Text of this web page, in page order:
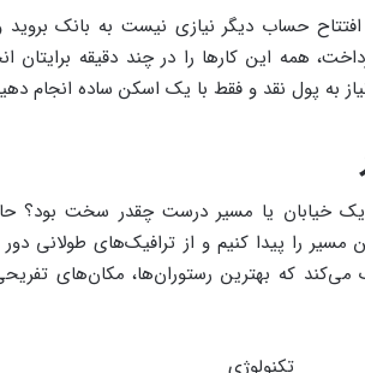
حساب دیگر نیازی نیست به بانک
همه این کارها را در چند دقیقه
به پول نقد و فقط با یک اسکن ساده انجام
خیابان یا مسیر درست چقدر سخت بود؟
مسیر را پیدا کنیم و از ترافیک‌های طولانی دور
که بهترین رستوران‌ها، مکان‌های